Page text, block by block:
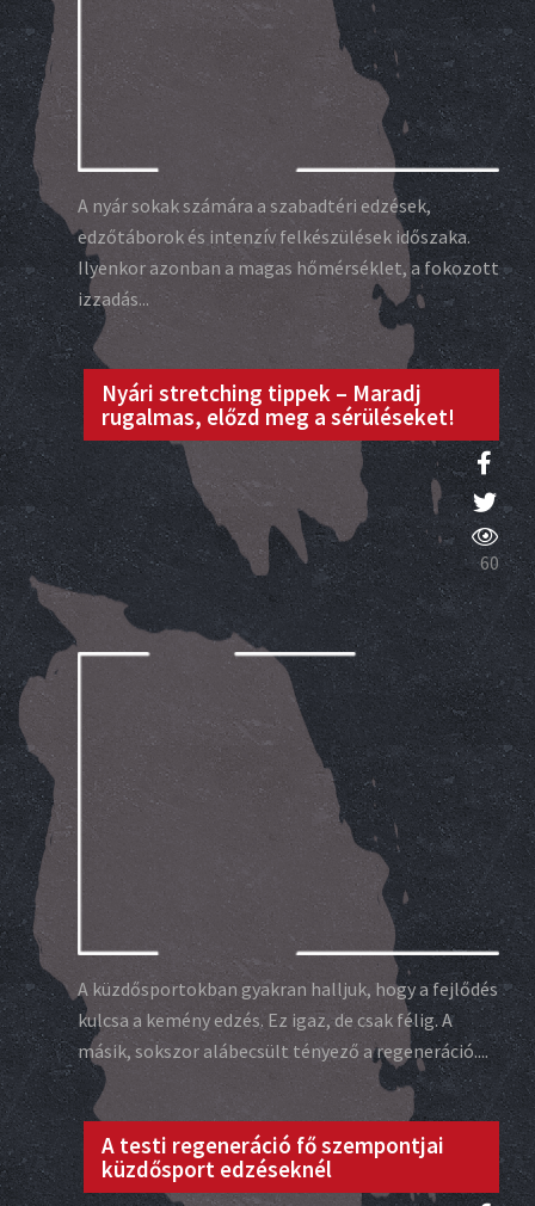
A nyár sokak számára a szabadtéri edzések,
edzőtáborok és intenzív felkészülések időszaka.
Ilyenkor azonban a magas hőmérséklet, a fokozott
izzadás...
Nyári stretching tippek – Maradj
rugalmas, előzd meg a sérüléseket!
60
A küzdősportokban gyakran halljuk, hogy a fejlődés
kulcsa a kemény edzés. Ez igaz, de csak félig. A
másik, sokszor alábecsült tényező a regeneráció....
A testi regeneráció fő szempontjai
küzdősport edzéseknél